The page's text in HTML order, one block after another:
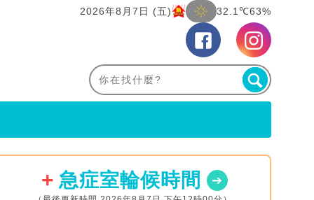
2026年8月7日 (五) 32.1℃63%
急症室輪候時間